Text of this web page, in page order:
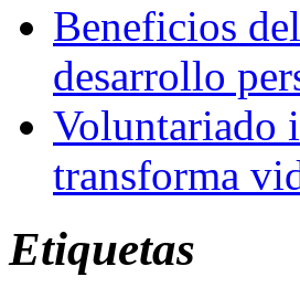
Beneficios
desarrollo
Voluntariado
transforma
Etiquetas